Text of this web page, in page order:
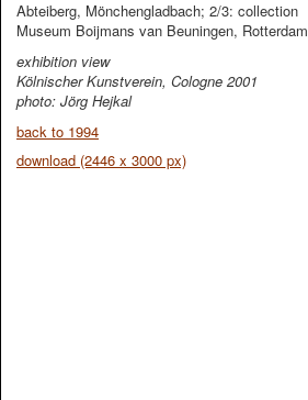
Abteiberg, Mönchengladbach; 2/3: collection
Museum Boijmans van Beuningen, Rotterdam
exhibition view
Kölnischer Kunstverein, Cologne 2001
photo: Jörg Hejkal
back to 1994
download (2446 x 3000 px)